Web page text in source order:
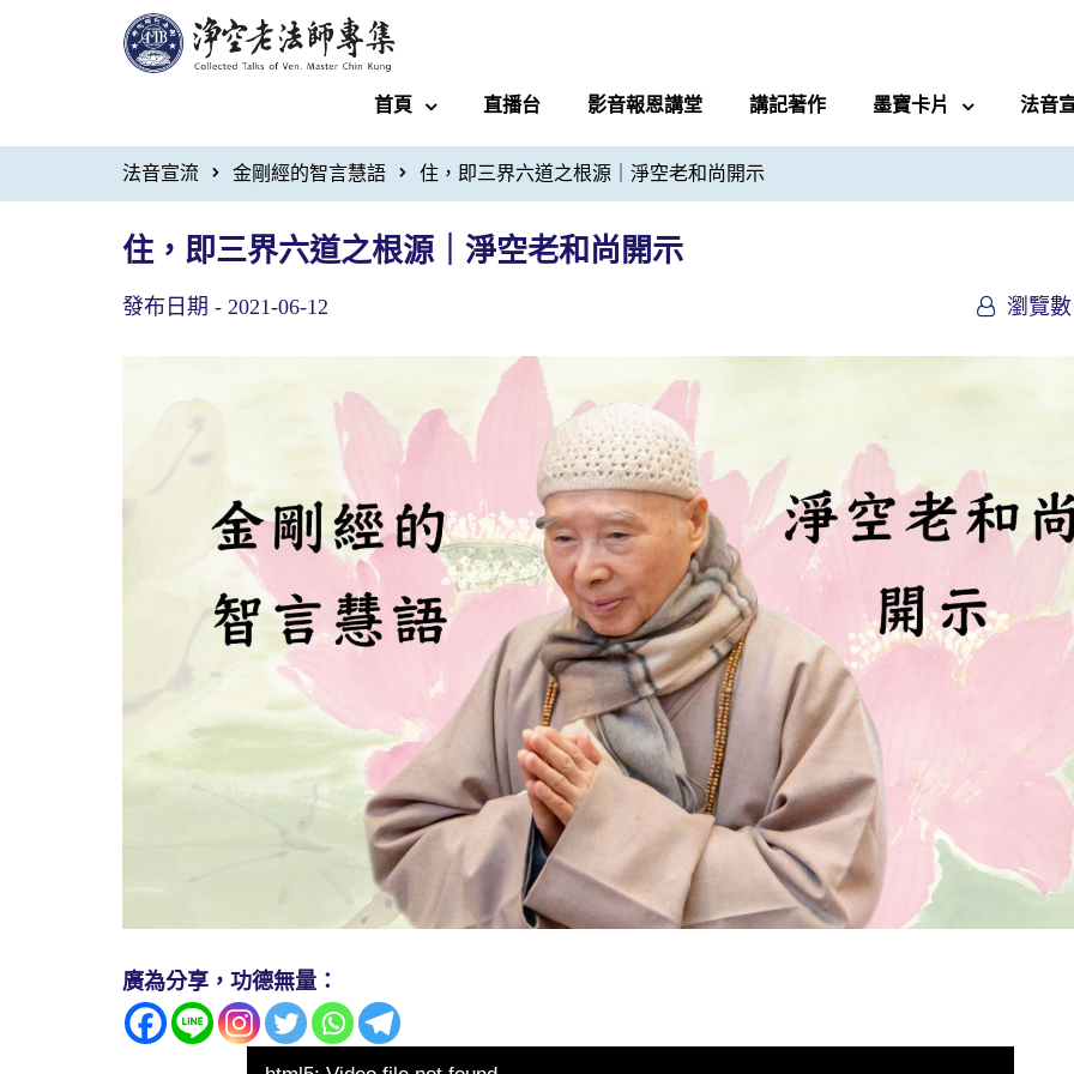
首頁 直播台 影音報恩講堂 講記著作 墨寶卡片 法音
法音宣流 金剛經的智言慧語 住，即三界六道之根源｜淨空老和尚開示
住，即三界六道之根源｜淨空老和尚開示
發布日期 - 2021-06-12 瀏覽數
廣為分享，功德無量：